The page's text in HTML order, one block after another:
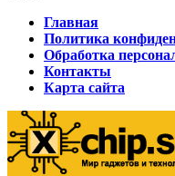
Главная
Политика
Обработка
Контакты
Карта сайта